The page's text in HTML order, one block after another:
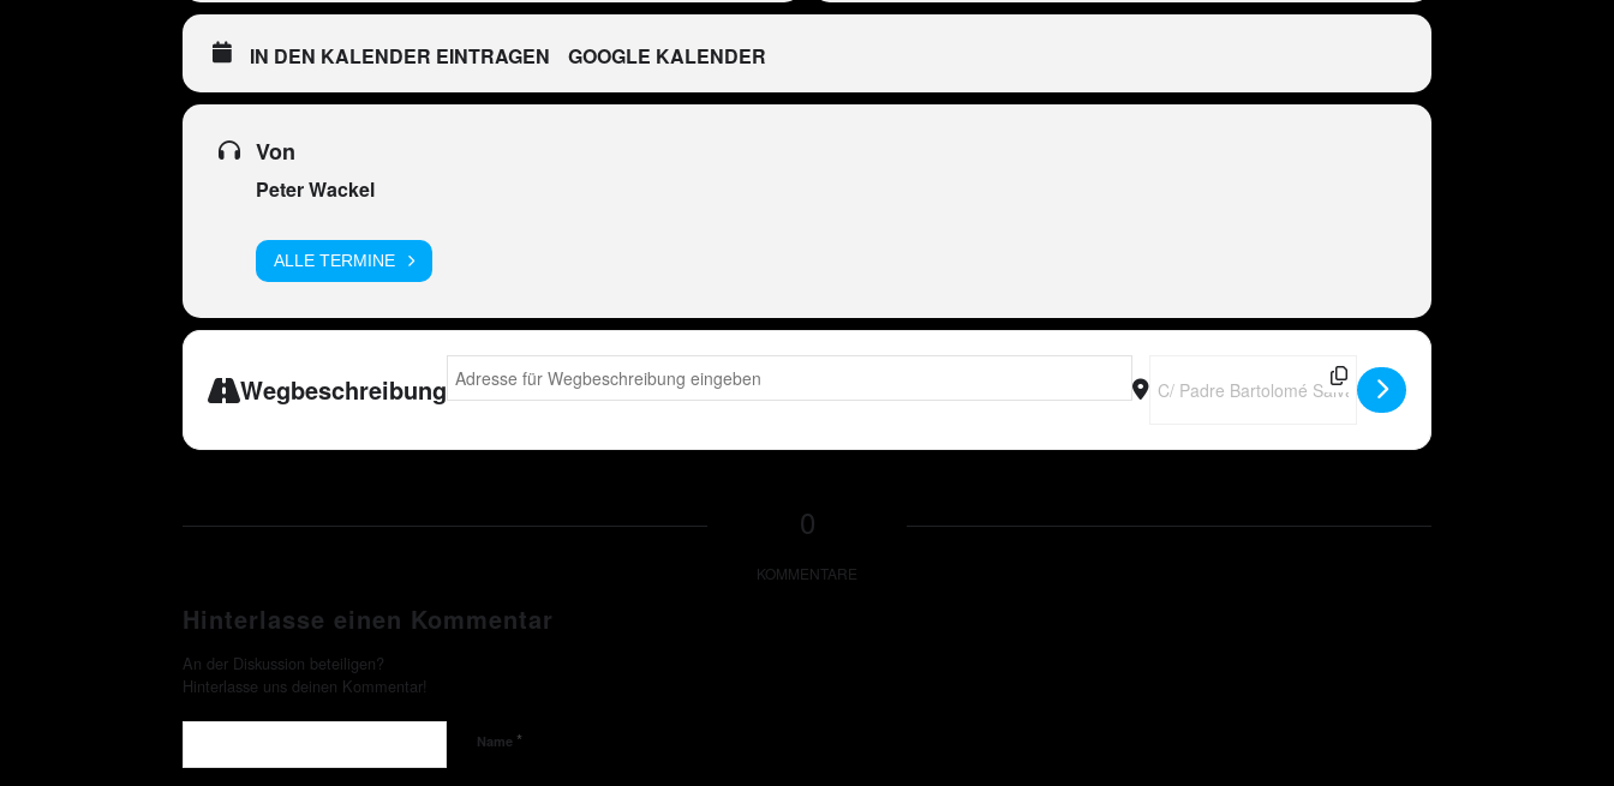
IN DEN KALENDER EINTRAGEN GOOGLE KALENDER
Von
Peter Wackel
ALLE TERMINE
Wegbeschreibung
Address - ESP - Peter Wackel LIVE im Bierkönig (Mallorca) [SHqCOS2z6] Destination Address - ESP - Peter Wackel LIVE im Bierkönig
0
KOMMENTARE
Hinterlasse einen Kommentar
An der Diskussion beteiligen?
Hinterlasse uns deinen Kommentar!
Name *